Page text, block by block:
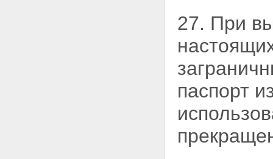
27. При
паспорт